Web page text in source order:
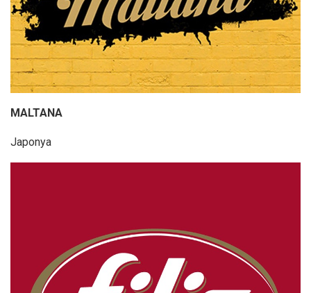
MALTANA
Japonya